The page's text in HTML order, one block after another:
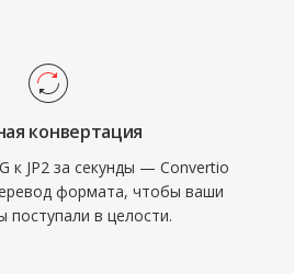
конвертация
к JP2 за секунды — Convertio
формата, чтобы ваши
поступали в целости.